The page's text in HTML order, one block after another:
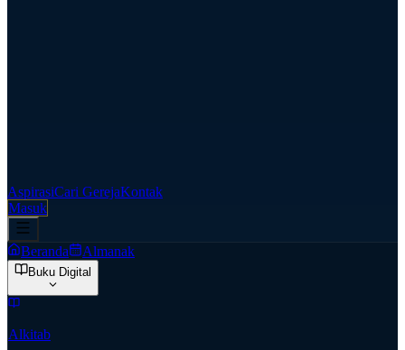
AspirasiCari GerejaKontak
Masuk
Beranda Almanak
Buku Digital
Alkitab